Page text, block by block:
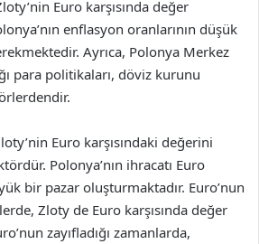
Euro karşısında değer
enflasyon oranlarının düşük
Ayrıca, Polonya Merkez
para politikaları, döviz kurunu
Euro karşısındaki değerini
Polonya’nın ihracatı Euro
bir pazar oluşturmaktadır. Euro’nun
Zloty de Euro karşısında değer
zayıfladığı zamanlarda,